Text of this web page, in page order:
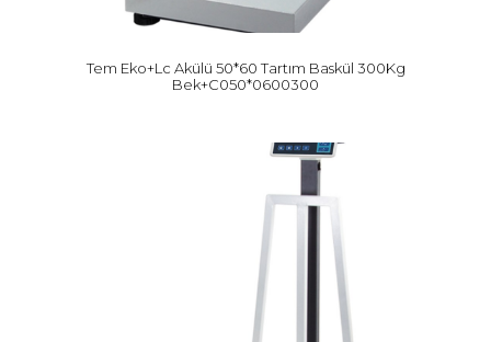
Tem Eko+Lc Akülü 50*60 Tartım Baskül 300Kg
Bek+C050*0600300